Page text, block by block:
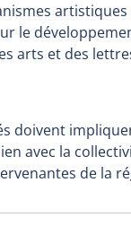
le
arts et des
doivent
avec la
de la